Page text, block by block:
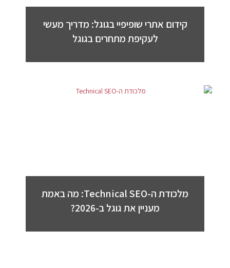
קידום אתרי שופיפיי בגוגל: מדריך מעשי
לעקיפת מתחרים בגוגל
מלכודת ה-Technical SEO: מה באמת
מעניין את גוגל ב-2026?